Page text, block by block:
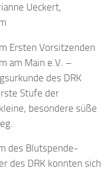
Ueckert,
Ersten Vorsitzenden
am Main e.V. –
des DRK
Stufe der
besondere süße
des Blutspende-
des DRK konnten sich